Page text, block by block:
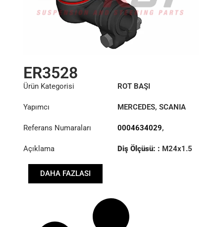
ER3528
Ürün Kategorisi ROT BAŞI
Yapımcı MERCEDES, SCANIA
Referans Numaraları 0004634029,
Açıklama
Diş Ölçüsü: : M24x1.5
Uzunluk: (mm):
DAHA FAZLASI